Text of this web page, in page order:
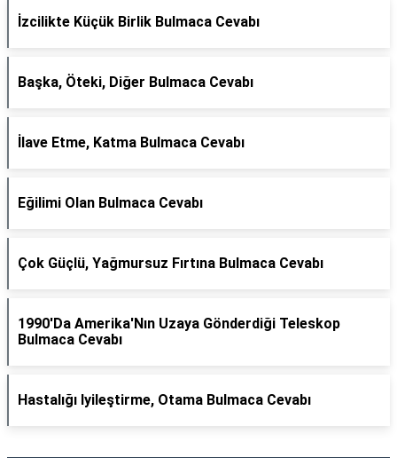
İzcilikte Küçük Birlik Bulmaca Cevabı
Başka, Öteki, Diğer Bulmaca Cevabı
İlave Etme, Katma Bulmaca Cevabı
Eğilimi Olan Bulmaca Cevabı
Çok Güçlü, Yağmursuz Fırtına Bulmaca Cevabı
1990'Da Amerika'Nın Uzaya Gönderdiği Teleskop
Bulmaca Cevabı
Hastalığı Iyileştirme, Otama Bulmaca Cevabı